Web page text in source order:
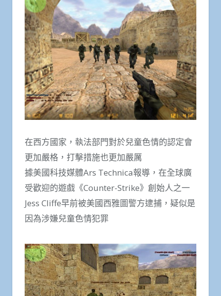
在西方國家，執法部門對於兒童色情的認定會
更加嚴格，打擊措施也更加嚴厲
據美國科技媒體Ars Technica報導，在全球廣
受歡迎的遊戲《Counter-Strike》創始人之一
Jess Cliffe早前被美國西雅圖警方逮捕，疑似是
因為涉嫌兒童色情犯罪